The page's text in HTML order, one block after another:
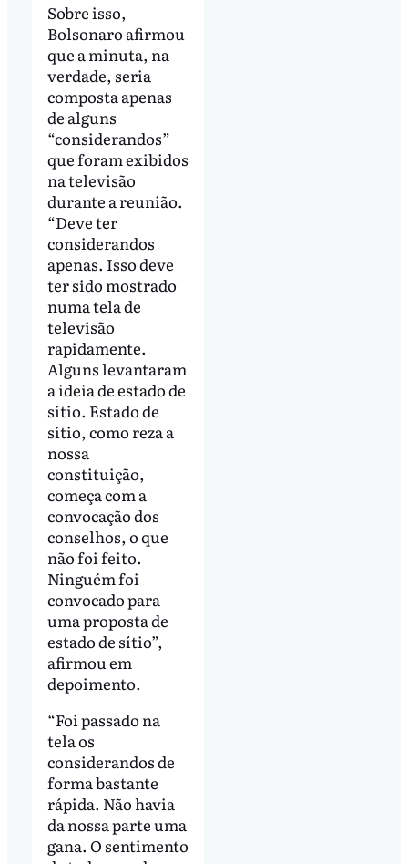
Sobre isso,
Bolsonaro afirmou
que a minuta, na
verdade, seria
composta apenas
de alguns
“considerandos”
que foram exibidos
na televisão
durante a reunião.
“Deve ter
considerandos
apenas. Isso deve
ter sido mostrado
numa tela de
televisão
rapidamente.
Alguns levantaram
a ideia de estado de
sítio. Estado de
sítio, como reza a
nossa
constituição,
começa com a
convocação dos
conselhos, o que
não foi feito.
Ninguém foi
convocado para
uma proposta de
estado de sítio”,
afirmou em
depoimento.
“Foi passado na
tela os
considerandos de
forma bastante
rápida. Não havia
da nossa parte uma
gana. O sentimento